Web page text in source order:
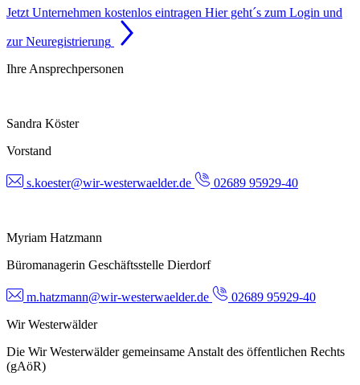
Jetzt Unternehmen kostenlos eintragen Hier geht´s zum Login und
zur Neuregistrierung
Ihre Ansprechpersonen
Sandra Köster
Vorstand
s.koester@wir-westerwaelder.de 02689 95929-40
Myriam Hatzmann
Büromanagerin Geschäftsstelle Dierdorf
m.hatzmann@wir-westerwaelder.de
02689 95929-40
Wir Westerwälder
Die Wir Westerwälder gemeinsame Anstalt des öffentlichen Rechts
(gAöR)